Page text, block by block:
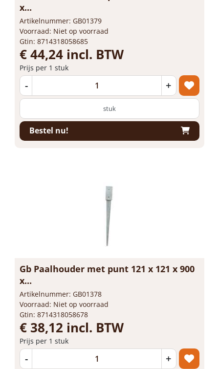
x...
Artikelnummer: GB01379
Voorraad: Niet op voorraad
Gtin: 8714318058685
€ 44,24 incl. BTW
Prijs per 1 stuk
- +
stuk
Bestel nu!
Gb Paalhouder met punt 121 x 121 x 900
x...
Artikelnummer: GB01378
Voorraad: Niet op voorraad
Gtin: 8714318058678
€ 38,12 incl. BTW
Prijs per 1 stuk
- +